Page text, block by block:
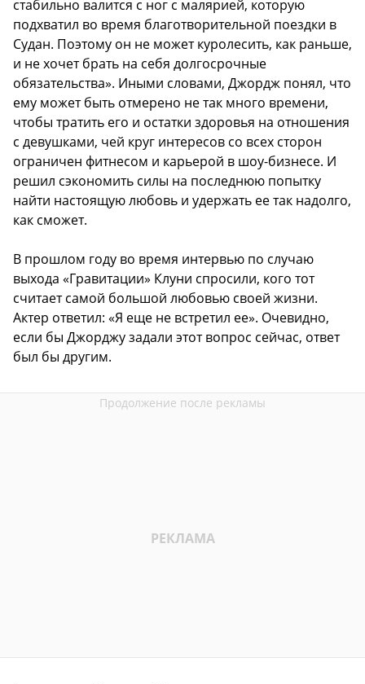
стабильно валится с ног с малярией, которую
подхватил во время благотворительной поездки в
Судан. Поэтому он не может куролесить, как раньше,
и не хочет брать на себя долгосрочные
обязательства». Иными словами, Джордж понял, что
ему может быть отмерено не так много времени,
чтобы тратить его и остатки здоровья на отношения
с девушками, чей круг интересов со всех сторон
ограничен фитнесом и карьерой в шоу-бизнесе. И
решил сэкономить силы на последнюю попытку
найти настоящую любовь и удержать ее так надолго,
как сможет.
В прошлом году во время интервью по случаю
выхода «Гравитации» Клуни спросили, кого тот
считает самой большой любовью своей жизни.
Актер ответил: «Я еще не встретил ее». Очевидно,
если бы Джорджу задали этот вопрос сейчас, ответ
был бы другим.